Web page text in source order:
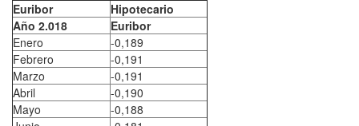
Euribor
Hipotecario
Año 2.018
Euribor
Enero
-0,189
Febrero
-0,191
Marzo
-0,191
Abril
-0,190
Mayo
-0,188